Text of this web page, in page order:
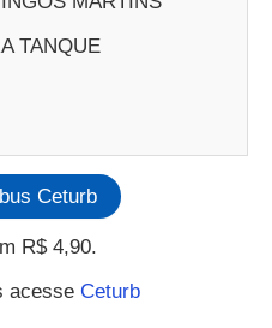
TANQUE
Ceturb
R$ 4,90.
acesse Ceturb